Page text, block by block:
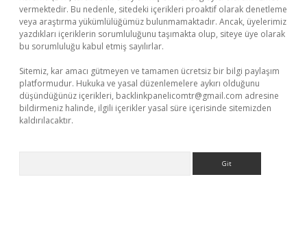
vermektedir. Bu nedenle, sitedeki içerikleri proaktif olarak denetleme
veya araştırma yükümlülüğümüz bulunmamaktadır. Ancak, üyelerimiz
yazdıkları içeriklerin sorumluluğunu taşımakta olup, siteye üye olarak
bu sorumluluğu kabul etmiş sayılırlar.
Sitemiz, kar amacı gütmeyen ve tamamen ücretsiz bir bilgi paylaşım
platformudur. Hukuka ve yasal düzenlemelere aykırı olduğunu
düşündüğünüz içerikleri, backlinkpanelicomtr@gmail.com adresine
bildirmeniz halinde, ilgili içerikler yasal süre içerisinde sitemizden
kaldırılacaktır.